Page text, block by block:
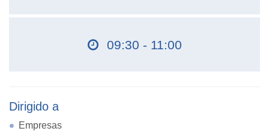
09:30 - 11:00
Dirigido a
Empresas